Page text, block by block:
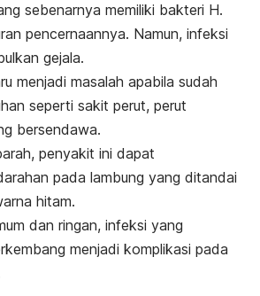
sebenarnya memiliki bakteri H.
pencernaannya. Namun, infeksi
gejala.
menjadi masalah apabila sudah
seperti sakit perut, perut
bersendawa.
penyakit ini dapat
pada lambung yang ditandai
hitam.
dan ringan, infeksi yang
menjadi komplikasi pada